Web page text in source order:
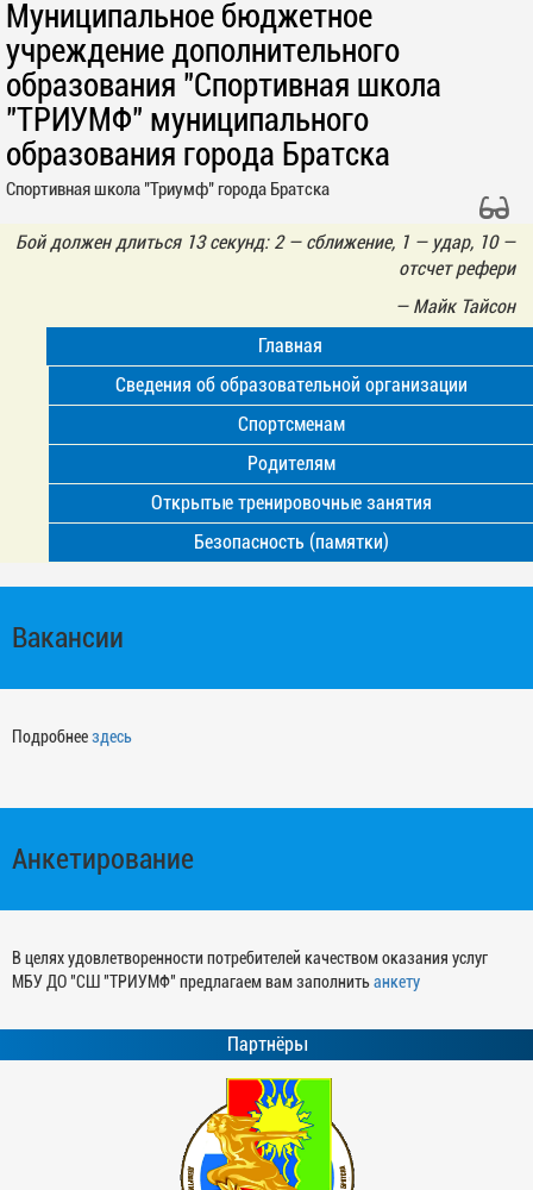
Муниципальное бюджетное
учреждение дополнительного
образования "Спортивная школа
"ТРИУМФ" муниципального
образования города Братска
Спортивная школа "Триумф" города Братска
Бой должен длиться 13 секунд: 2 — сближение, 1 — удар, 10 —
отсчет рефери
— Майк Тайсон
Главная
Сведения об образовательной организации
Спортсменам
Родителям
Открытые тренировочные занятия
Безопасность (памятки)
Вакансии
Подробнеездесь
Анкетирование
В целях удовлетворенности потребителей качеством оказания услуг
МБУ ДО "СШ "ТРИУМФ" предлагаем вам заполнитьанкету
Партнёры